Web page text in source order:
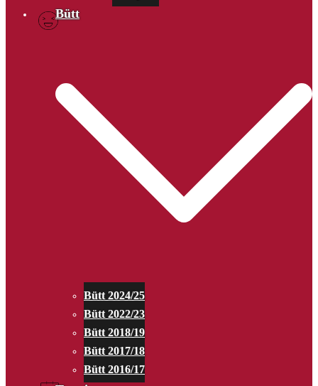
Bütt
Bütt 2024/25
Bütt 2022/23
Bütt 2018/19
Bütt 2017/18
Bütt 2016/17